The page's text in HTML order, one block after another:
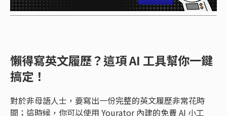
懶得寫英文履歷？這項 AI 工具幫你一鍵
搞定！
對於非母語人士，要寫出一份完整的英文履歷非常花時
間；這時候，你可以使用 Yourator 內建的免費 AI 小工